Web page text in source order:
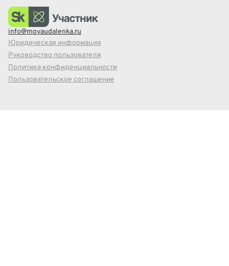
info@moyaudalenka.ru
Юридическая информация
Руководство пользователя
Политика конфиденциальности
Пользовательское соглашение